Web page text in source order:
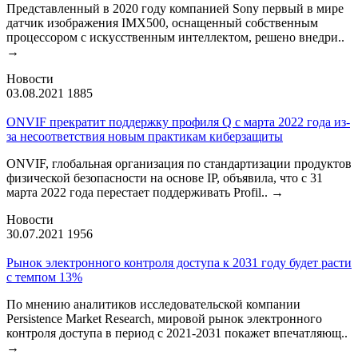
Представленный в 2020 году компанией Sony первый в мире
датчик изображения IMX500, оснащенный собственным
процессором с искусственным интеллектом, решено внедри..
→
Новости
03.08.2021 1885
ONVIF прекратит поддержку профиля Q с марта 2022 года из-
за несоответствия новым практикам киберзащиты
ONVIF, глобальная организация по стандартизации продуктов
физической безопасности на основе IP, объявила, что с 31
марта 2022 года перестает поддерживать Profil.. →
Новости
30.07.2021 1956
Рынок электронного контроля доступа к 2031 году будет расти
с темпом 13%
По мнению аналитиков исследовательской компании
Persistence Market Research, мировой рынок электронного
контроля доступа в период с 2021-2031 покажет впечатляющ..
→